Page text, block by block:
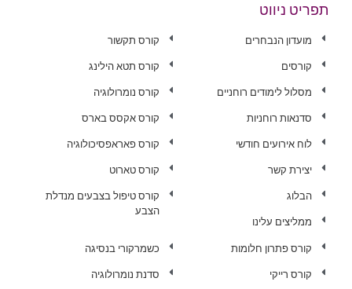
תפריט ניווט
מועדון הנבחרים
קורסים
מסלול לימודים רוחניים
סדנאות רוחניות
לוח אירועים חודשי
יצירת קשר
הבלוג
ממליצים עלינו
קורס תקשור
קורס תטא הילינג
קורס נומרולוגיה
קורס אקסס בארס
קורס פאראפסיכולוגיה
קורס טארוט
קורס טיפול בצבעים מנדלת
הצבע
קורס פתרון חלומות
קורס רייקי
כשמרקורי בנסיגה
סדנת נומרולוגיה